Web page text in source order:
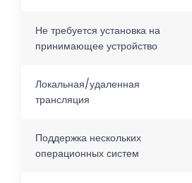
Не требуется установка на
принимающее устройство
Локальная/удаленная
трансляция
Поддержка нескольких
операционных систем